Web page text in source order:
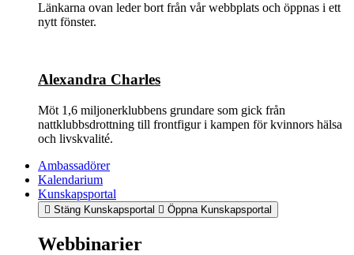
Länkarna ovan leder bort från vår webbplats och öppnas i ett
nytt fönster.
Alexandra Charles
Möt 1,6 miljonerklubbens grundare som gick från
nattklubbsdrottning till frontfigur i kampen för kvinnors hälsa
och livskvalité.
Ambassadörer
Kalendarium
Kunskapsportal
Stäng Kunskapsportal Öppna Kunskapsportal
Webbinarier